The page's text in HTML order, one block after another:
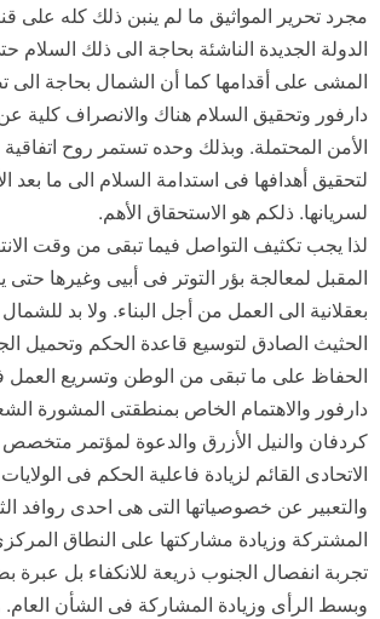
مجرد تحرير المواثيق ما لم ينبن ذلك كله على
الدولة الجديدة الناشئة بحاجة الى ذلك
المشى على أقدامها كما أن الشمال بحاجة الى
دارفور وتحقيق السلام هناك والانصراف كلية
الأمن المحتملة. وبذلك وحده تستمر روح
لتحقيق أهدافها فى استدامة السلام الى ما بعد
لسريانها. ذلكم هو الاستحقاق الأهم.
لذا يجب تكثيف التواصل فيما تبقى من وقت
المقبل لمعالجة بؤر التوتر فى أبيى وغيرها
بعقلانية الى العمل من أجل البناء. ولا بد
الحثيث الصادق لتوسيع قاعدة الحكم وتحميل
الحفاظ على ما تبقى من الوطن وتسريع
دارفور والاهتمام الخاص بمنطقتى المشورة
كردفان والنيل الأزرق والدعوة لمؤتمر متخصص
الاتحادى القائم لزيادة فاعلية الحكم فى
والتعبير عن خصوصياتها التى هى احدى روافد
المشتركة وزيادة مشاركتها على النطاق
تجربة انفصال الجنوب ذريعة للانكفاء بل عبرة
وبسط الرأى وزيادة المشاركة فى الشأن